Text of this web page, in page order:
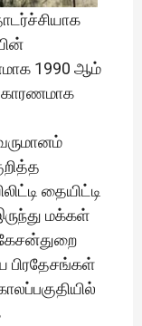
1990 ஆம்
தையிட்டி
மக்கள்